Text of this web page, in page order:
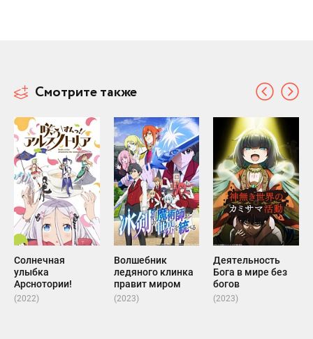
Смотрите также
Солнечная
улыбка
Арснотории!
(2022)
Волшебник
ледяного клинка
правит миром
(2023)
Деятельность
Бога в мире без
богов
(2023)